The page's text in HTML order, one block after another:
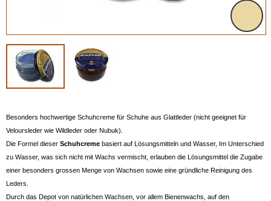
Besonders hochwertige Schuhcreme für Schuhe aus Glattleder (nicht geeignet für
Veloursleder wie Wildleder oder Nubuk).
Die Formel dieser Schuhcreme basiert auf Lösungsmitteln und Wasser, Im Unterschied
zu Wasser, was sich nicht mit Wachs vermischt, erlauben die Lösungsmittel die Zugabe
einer besonders grossen Menge von Wachsen sowie eine gründliche Reinigung des
Leders.
Durch das Depot von natürlichen Wachsen, vor allem Bienenwachs, auf den